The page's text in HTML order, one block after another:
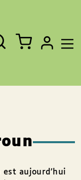
est aujourd’hui